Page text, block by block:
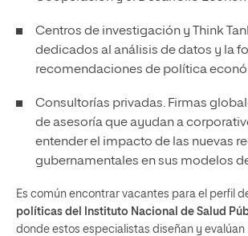
Centros de investigación y Think
dedicados al análisis de datos y la
recomendaciones de política
Consultorías privadas. Firmas
de asesoría que ayudan a
entender el impacto de las nuevas
gubernamentales en sus modelos
Es común encontrar vacantes para el perfil
políticas del Instituto Nacional de Salud
donde estos especialistas diseñan y